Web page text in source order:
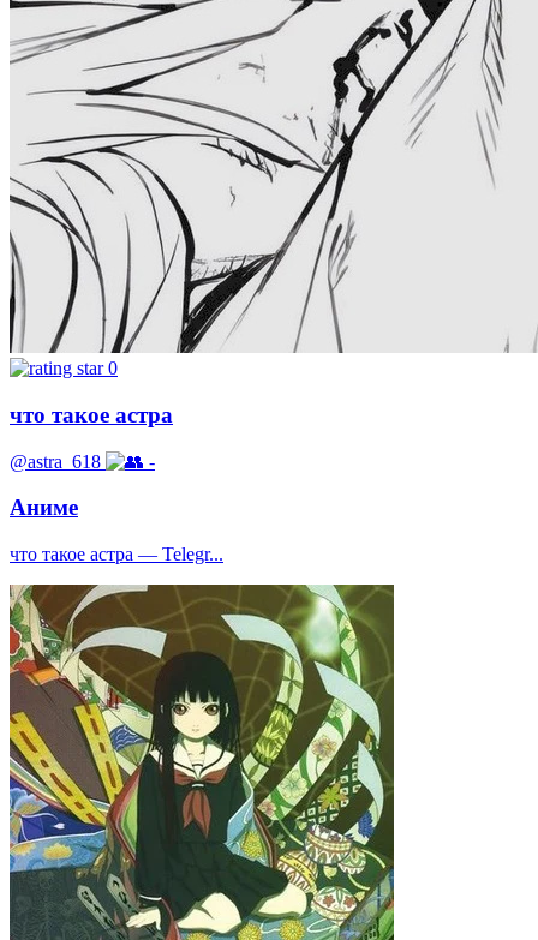
0
что такое астра
@astra_618 -
Аниме
что такое астра — Telegr...